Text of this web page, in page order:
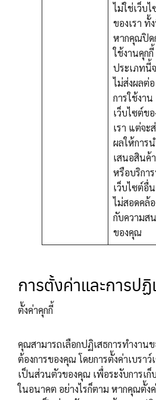
ไม่ใช่เว็บไ
ของเรา ทั้
หากคุณปิด
ใช้งานคุกกี้
ประเภทนี้
ไม่ส่งผลต่อ
การใช้งาน
เว็บไซต์ขอ
เรา แต่จะ
ผลให้การ
เสนอสินค้า
หรือบริกา
เว็บไซต์อื่
ไม่สอดคล้อ
กับความส
ของคุณ
การตั้งค่าและการป
ตั้งค่าคุกกี้
คุณสามารถเลือกปฏิเสธการทำงาน
ต้องการของคุณ โดยการตั้งค่าเบรา
เป็นส่วนตัวของคุณ เพื่อระงับการเก็
ในอนาคต อย่างไรก็ตาม หากคุณตั้ง